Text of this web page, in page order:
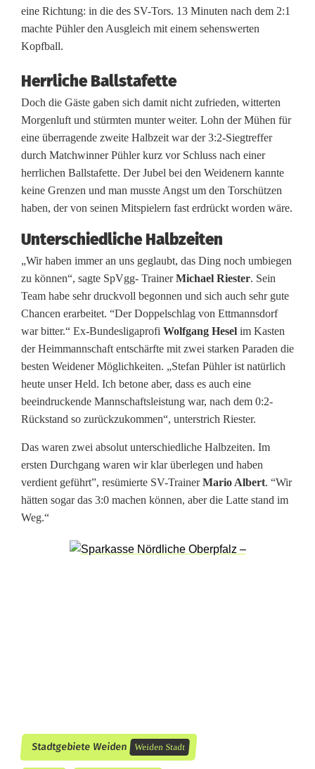
d
r
h
t
m
i
t
e
i
n
e
m
l
u
p
e
n
r
t
t
eine Richtung: in die des SV-Tors. 13 Minuten nach dem 2:1
machte Pühler den Ausgleich mit einem sehenswerten
Kopfball.
Herrliche Ballstafette
Doch die Gäste gaben sich damit nicht zufrieden, witterten
Morgenluft und stürmten munter weiter. Lohn der Mühen für
eine überragende zweite Halbzeit war der 3:2-Siegtreffer
durch Matchwinner Pühler kurz vor Schluss nach einer
herrlichen Ballstafette. Der Jubel bei den Weidenern kannte
keine Grenzen und man musste Angst um den Torschützen
haben, der von seinen Mitspielern fast erdrückt worden wäre.
Unterschiedliche Halbzeiten
„Wir haben immer an uns geglaubt, das Ding noch umbiegen
zu können“, sagte SpVgg- TrainerMichael Riester. Sein
Team habe sehr druckvoll begonnen und sich auch sehr gute
Chancen erarbeitet. “Der Doppelschlag von Ettmannsdorf
war bitter.“ Ex-Bundesligaprofi Wolfgang Hesel im Kasten
der Heimmannschaft entschärfte mit zwei starken Paraden die
besten Weidener Möglichkeiten. „Stefan Pühler ist natürlich
heute unser Held. Ich betone aber, dass es auch eine
beeindruckende Mannschaftsleistung war, nach dem 0:2-
Rückstand so zurückzukommen“, unterstrich Riester.
Das waren zwei absolut unterschiedliche Halbzeiten. Im
ersten Durchgang waren wir klar überlegen und haben
verdient geführt”, resümierte SV-TrainerMario Albert. “Wir
hätten sogar das 3:0 machen können, aber die Latte stand im
Weg.“
Stadtgebiete Weiden Weiden Stadt